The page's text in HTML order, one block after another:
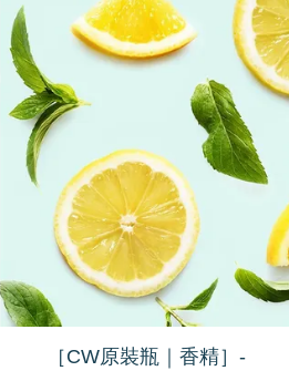
［CW原裝瓶｜香精］-